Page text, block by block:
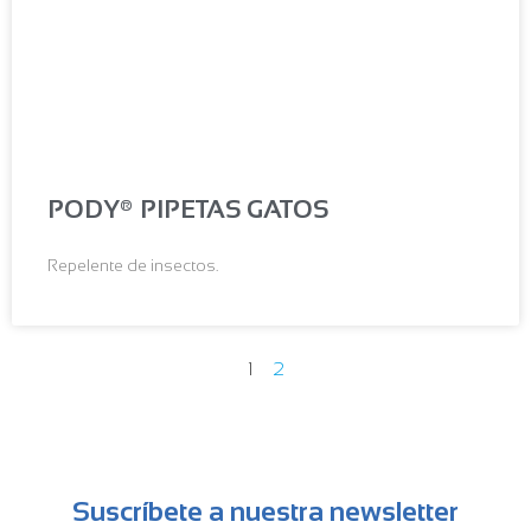
PODY® PIPETAS GATOS
Repelente de insectos.
1 2
Suscríbete a nuestra newsletter